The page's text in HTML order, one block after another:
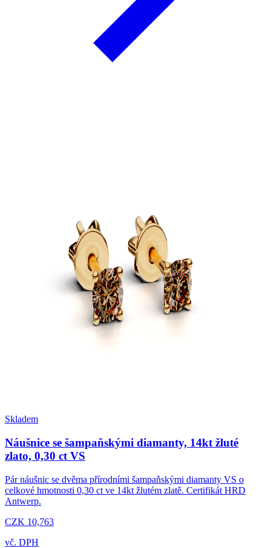
Skladem
Náušnice se šampaňskými diamanty, 14kt žluté
zlato, 0,30 ct VS
Pár náušnic se dvěma přírodními šampaňskými diamanty VS o
celkové hmotnosti 0,30 ct ve 14kt žlutém zlatě. Certifikát HRD
Antwerp.
CZK 10,763
vč. DPH